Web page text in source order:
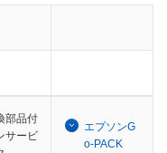
部品付
サービ
エプソンG
o-PACK